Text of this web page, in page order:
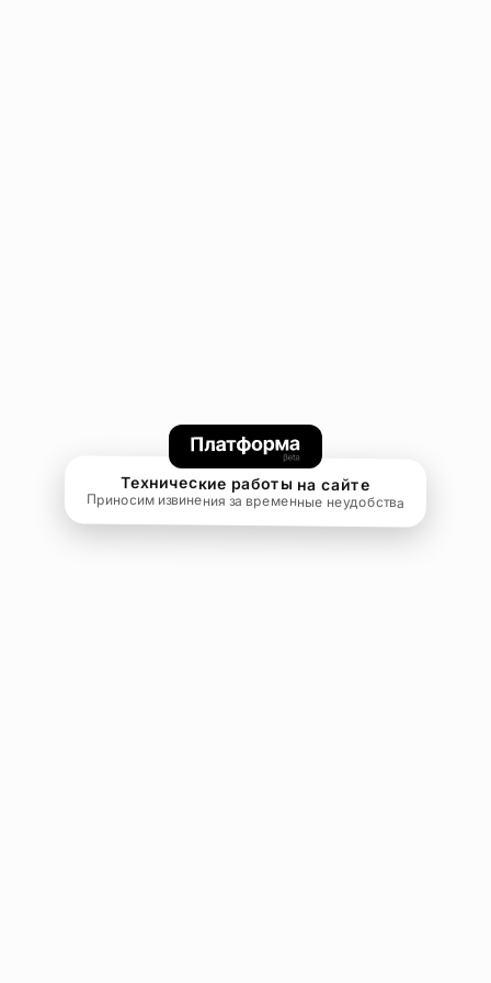
Технические работы на сайте
Приносим извинения за временные неудобства